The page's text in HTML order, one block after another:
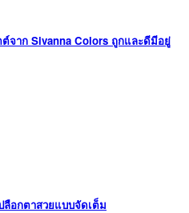
จาก Sivanna Colors ถูกและดีมีอยู่
ลือกตาสวยแบบจัดเต็ม